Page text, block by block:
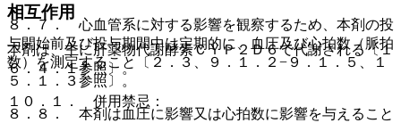
相互作用
本剤は、主に肝薬物代謝酵素ＣＹＰ２Ｄ６で代謝される〔１
６．４．１参照〕。
１０．１． 併用禁忌：
８．７． 心血管系に対する影響を観察するため、本剤の投
与開始前及び投与期間中は定期的に、血圧及び心拍数（脈拍
数）を測定すること〔２．３、９．１．２−９．１．５、１
５．１．３参照〕。
８．８． 本剤は血圧に影響又は心拍数に影響を与えること